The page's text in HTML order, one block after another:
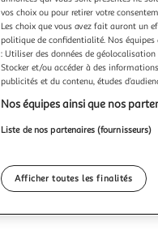
vos choix ou pour retirer votre
Les choix que vous avez fait auront un
politique de confidentialité. Nos
: Utiliser des données de
Stocker et/ou accéder à des
publicités et du contenu, études
Nos équipes ainsi que nos
Liste de nos partenaires (fournisseurs)
Afficher toutes les finalités